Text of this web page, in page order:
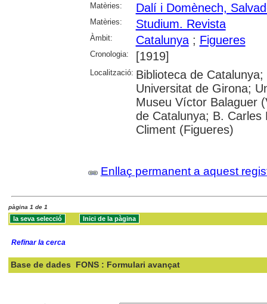
Matèries:
Dalí i Domènech,
Matèries: Studium. Revista
Àmbit: Catalunya; Figueres
Cronologia: [1919]
Localització: Biblioteca de
Universitat de Girona;
Museu Víctor Balaguer
de Catalunya; B.
Climent (Figueres)
Enllaç permanent a aquest
pàgina 1 de 1
Refinar la cerca
Base de dades FONS : Formulari avançat